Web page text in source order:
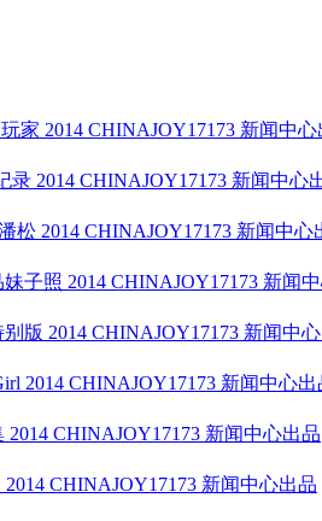
家 2014 CHINAJOY17173 新闻中
录 2014 CHINAJOY17173 新闻中心
松 2014 CHINAJOY17173 新闻中心
妹子照 2014 CHINAJOY17173 新闻
版 2014 CHINAJOY17173 新闻中
2014 CHINAJOY17173 新闻中心出
2014 CHINAJOY17173 新闻中心出品
2014 CHINAJOY17173 新闻中心出品